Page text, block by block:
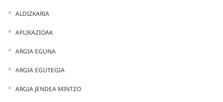
ALDIZKARIA
APLIKAZIOAK
ARGIA EGUNA
ARGIA EGUTEGIA
ARGIA JENDEA MINTZO